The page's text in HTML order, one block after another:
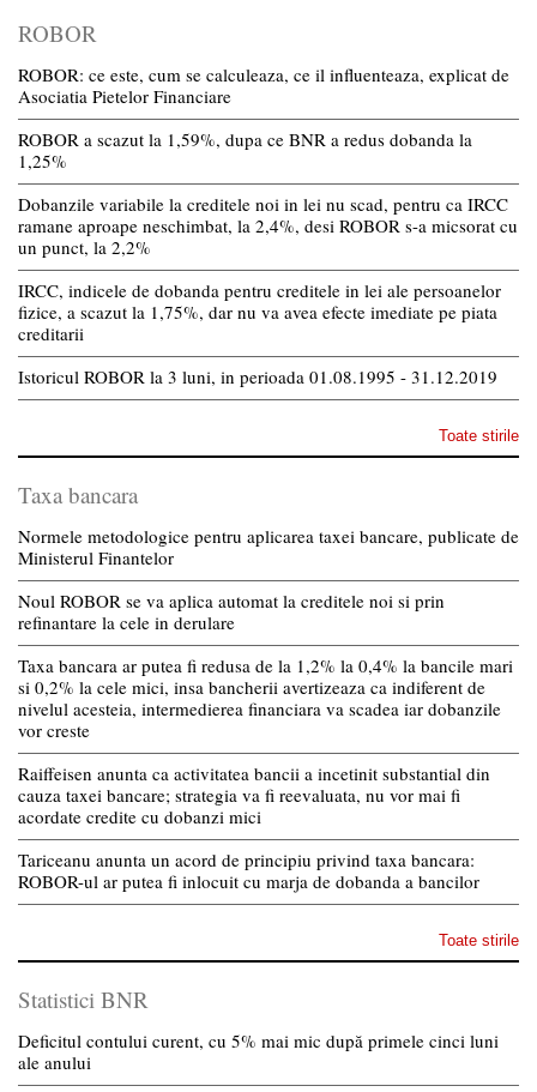
ROBOR
ROBOR: ce este, cum se calculeaza, ce il influenteaza, explicat de
Asociatia Pietelor Financiare
ROBOR a scazut la 1,59%, dupa ce BNR a redus dobanda la
1,25%
Dobanzile variabile la creditele noi in lei nu scad, pentru ca IRCC
ramane aproape neschimbat, la 2,4%, desi ROBOR s-a micsorat cu
un punct, la 2,2%
IRCC, indicele de dobanda pentru creditele in lei ale persoanelor
fizice, a scazut la 1,75%, dar nu va avea efecte imediate pe piata
creditarii
Istoricul ROBOR la 3 luni, in perioada 01.08.1995 - 31.12.2019
Toate stirile
Taxa bancara
Normele metodologice pentru aplicarea taxei bancare, publicate de
Ministerul Finantelor
Noul ROBOR se va aplica automat la creditele noi si prin
refinantare la cele in derulare
Taxa bancara ar putea fi redusa de la 1,2% la 0,4% la bancile mari
si 0,2% la cele mici, insa bancherii avertizeaza ca indiferent de
nivelul acesteia, intermedierea financiara va scadea iar dobanzile
vor creste
Raiffeisen anunta ca activitatea bancii a incetinit substantial din
cauza taxei bancare; strategia va fi reevaluata, nu vor mai fi
acordate credite cu dobanzi mici
Tariceanu anunta un acord de principiu privind taxa bancara:
ROBOR-ul ar putea fi inlocuit cu marja de dobanda a bancilor
Toate stirile
Statistici BNR
Deficitul contului curent, cu 5% mai mic după primele cinci luni
ale anului